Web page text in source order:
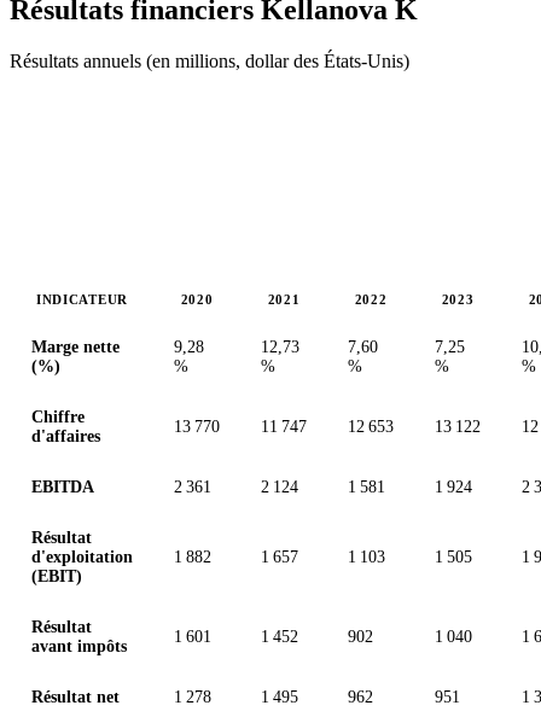
Résultats financiers Kellanova K
Résultats annuels (en millions, dollar des États-Unis)
INDICATEUR 2020 2021 2022 2023
Marge nette
(%)
9,28
%
12,73
%
7,60
%
7,25
%
%
Chiffre
d'affaires
13 770 11 747 12 653 13 122
EBITDA 2 361 2 124 1 581 1 924 2
Résultat
d'exploitation
(EBIT)
1 882 1 657 1 103 1 505 1
Résultat
avant impôts
1 601 1 452 902 1 040 1
Résultat net 1 278 1 495 962 951 1